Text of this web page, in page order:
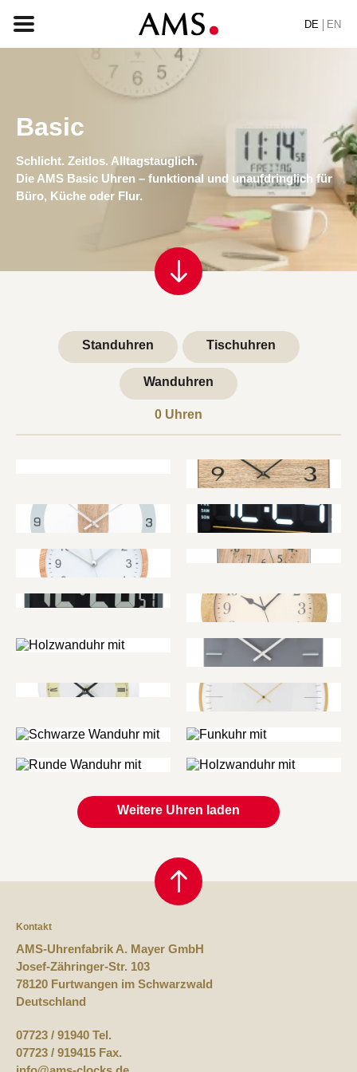
STARTSEITE
SORTIMENT
BASIC
KLASSISCH
ÜBER UNS
HERSTELLUNG
FIRMENGESCHICHTE
DE EN
Basic
Schlicht. Zeitlos. Alltagstauglich.
Die AMS Basic Uhren – funktional und unaufdringlich für
Büro, Küche oder Flur.
Standuhren Tischuhren
Wanduhren
0 Uhren
Weitere Uhren laden
Kontakt
AMS-Uhrenfabrik A. Mayer GmbH
Josef-Zähringer-Str. 103
78120 Furtwangen im Schwarzwald
Deutschland
07723 / 91940 Tel.
07723 / 919415 Fax.